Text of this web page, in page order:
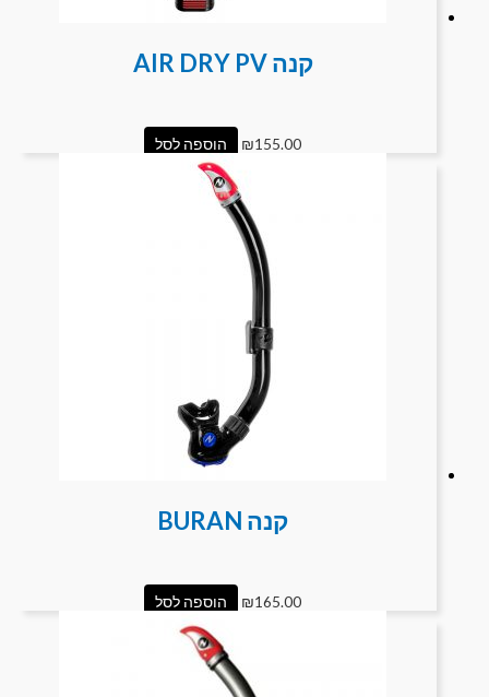
קנה AIR DRY PV
₪155.00 הוספה לסל
קנה BURAN
₪165.00 הוספה לסל